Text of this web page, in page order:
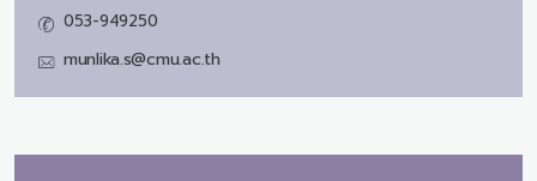
053-949250
munlika.s@cmu.ac.th